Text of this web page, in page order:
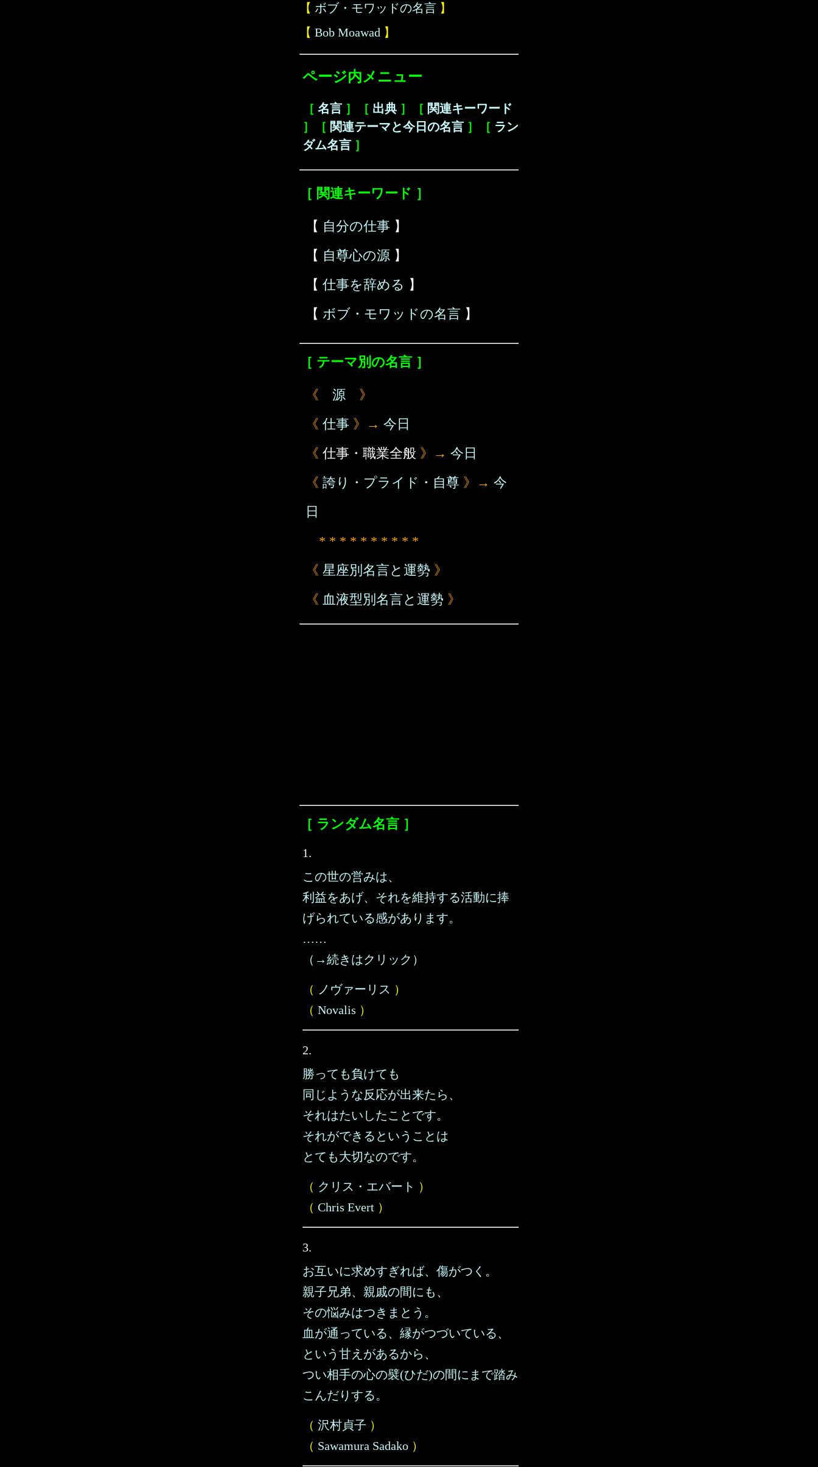
【 ボブ・モワッドの名言 】
【 Bob Moawad 】
ページ内メニュー
［ 名言 ］［ 出典 ］［ 関連キーワード
］［ 関連テーマと今日の名言 ］［ ラン
ダム名言 ］
［ 関連キーワード ］
【 自分の仕事 】
【 自尊心の源 】
【 仕事を辞める 】
【 ボブ・モワッドの名言 】
［ テーマ別の名言 ］
《 源 》
《 仕事 》→ 今日
《 仕事・職業全般 》→ 今日
《 誇り・プライド・自尊 》→ 今
日
* * * * * * * * * *
《 星座別名言と運勢 》
《 血液型別名言と運勢 》
［ ランダム名言 ］
1.
この世の営みは、
利益をあげ、それを維持する活動に捧
げられている感があります。
……
（→続きはクリック）
（ ノヴァーリス ）
（ Novalis ）
2.
勝っても負けても
同じような反応が出来たら、
それはたいしたことです。
それができるということは
とても大切なのです。
（ クリス・エバート ）
（ Chris Evert ）
3.
お互いに求めすぎれば、傷がつく。
親子兄弟、親戚の間にも、
その悩みはつきまとう。
血が通っている、縁がつづいている、
という甘えがあるから、
つい相手の心の襞(ひだ)の間にまで踏み
こんだりする。
（ 沢村貞子 ）
（ Sawamura Sadako ）